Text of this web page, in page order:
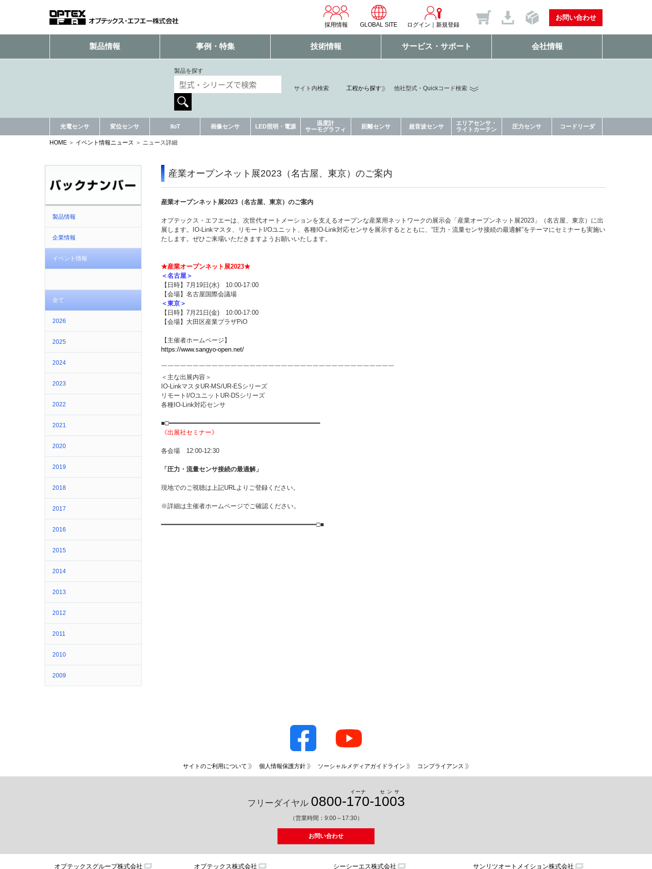
採用情報 GLOBAL SITE ログイン 新規登録
お問い合わせ
製品情報 事例・特集 技術情報 サービス・サポート 会社情報
製品を探す
サイト内検索 工程から探す 他社型式・Quickコード検索
光電センサ 変位センサ IIoT 画像センサ LED照明・電源
温度計
サーモグラフィ
距離センサ 超音波センサ
エリアセンサ・
ライトカーテン
圧力センサ コードリーダ
HOME イベント情報ニュース ニュース詳細
製品情報
企業情報
イベント情報
全て
2026
2025
2024
2023
2022
2021
2020
2019
2018
2017
2016
2015
2014
2013
2012
2011
2010
2009
産業オープンネット展2023（名古屋、東京）のご案内
産業オープンネット展2023（名古屋、東京）のご案内
オプテックス・エフエーは、次世代オートメーションを支えるオープンな産業用ネットワークの展示会「産業オープンネット展2023」（名古屋、東京）に出
展します。
IO-Linkマスタ、リモートI/Oユニット、各種IO-Link対応センサを展示するとともに、“圧力・流量センサ接続の最適解”をテーマにセミナーも実施い
たします。 ぜひご来場いただきますようお願いいたします。
★産業オープンネット展2023★
＜名古屋＞
【日時】7月19日(水) 10:00-17:00
【会場】名古屋国際会議場
＜東京＞
【日時】7月21日(金) 10:00-17:00
【会場】大田区産業プラザPiO
【主催者ホームページ】
https://www.sangyo-open.net/
￣￣￣￣￣￣￣￣￣￣￣￣￣￣￣￣￣￣￣￣￣￣￣￣￣￣￣￣￣￣￣￣￣￣￣￣￣
＜主な出展内容＞
IO-LinkマスタUR-MS/UR-ESシリーズ
リモートI/OユニットUR-DSシリーズ
各種IO-Link対応センサ
■□━━━━━━━━━━━━━━━━━━━━━━━━━━━━━━━━━━━━━━━
《出展社セミナー》
各会場 12:00-12:30
「圧力・流量センサ接続の最適解」
現地でのご視聴は上記URLよりご登録ください。
※詳細は主催者ホームページでご確認ください。
━━━━━━━━━━━━━━━━━━━━━━━━━━━━━━━━━━━━━━━━□■
サイトのご利用について 個人情報保護方針 ソーシャルメディアガイドライン コンプライアンス
フリーダイヤル 0800-170
イーナ
-1003
センサ
（営業時間：9:00～17:30）
お問い合わせ
オプテックスグループ株式会社 オプテックス株式会社 シーシーエス株式会社 サンリツオートメイション株式会社